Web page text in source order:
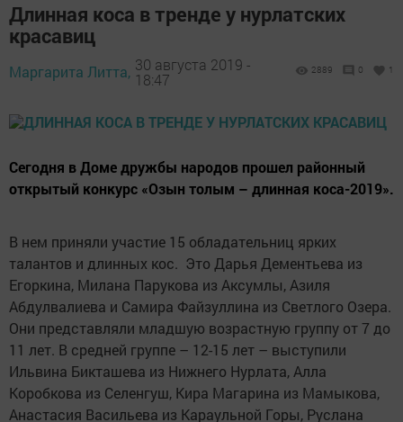
Длинная коса в тренде у нурлатских
красавиц
Маргарита Литта, 30 августа 2019 -
18:47
2889 0 1
Сегодня в Доме дружбы народов прошел районный
открытый конкурс «Озын толым – длинная коса-2019».
В нем приняли участие 15 обладательниц ярких
талантов и длинных кос. Это Дарья Дементьева из
Егоркина, Милана Парукова из Аксумлы, Азиля
Абдулвалиева и Самира Файзуллина из Светлого Озера.
Они представляли младшую возрастную группу от 7 до
11 лет. В средней группе – 12-15 лет – выступили
Ильвина Бикташева из Нижнего Нурлата, Алла
Коробкова из Селенгуш, Кира Магарина из Мамыкова,
Анастасия Васильева из Караульной Горы, Руслана